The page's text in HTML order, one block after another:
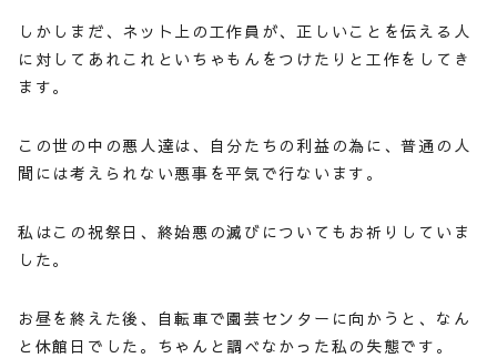
しかしまだ、ネット上の工作員が、正しいことを伝える人
に対してあれこれといちゃもんをつけたりと工作をしてき
ます。
この世の中の悪人達は、自分たちの利益の為に、普通の人
間には考えられない悪事を平気で行ないます。
私はこの祝祭日、終始悪の滅びについてもお祈りしていま
した。
お昼を終えた後、自転車で園芸センターに向かうと、なん
と休館日でした。ちゃんと調べなかった私の失態です。